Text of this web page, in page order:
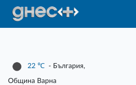
22 ℃ - България,
Община Варна